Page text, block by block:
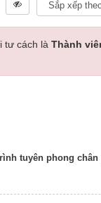
tư cách là Thành
tuyên phong